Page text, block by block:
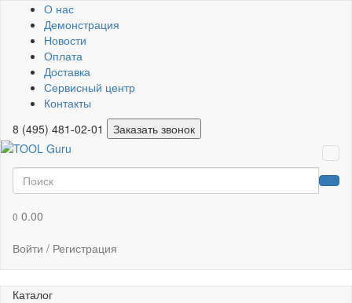
О нас
Демонстрация
Новости
Оплата
Доставка
Сервисный центр
Контакты
8 (495) 481-02-01
Заказать звонок
0 0.00
Войти / Регистрация
Каталог